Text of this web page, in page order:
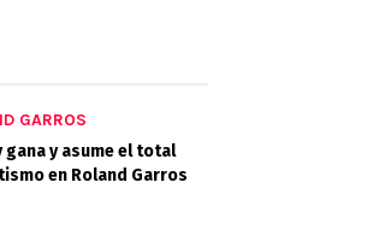
GARROS
gana y asume el total
en Roland Garros